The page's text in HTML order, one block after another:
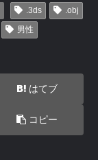
.3ds
.obj
男性
はてブ
コピー